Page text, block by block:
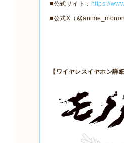
■公式サイト： https://
■公式X （
【ワイヤレスイヤホン詳細